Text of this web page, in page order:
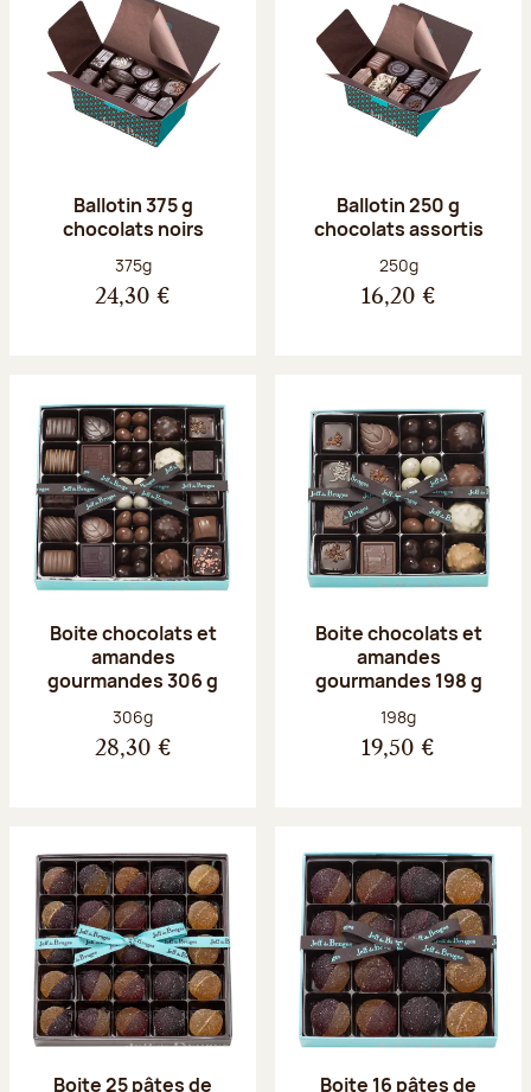
Ballotin 375 g
chocolats noirs
Poids net :
375g
24,30 €
Ballotin 250 g
chocolats assortis
Poids net :
250g
16,20 €
Boite chocolats et
amandes
gourmandes 306 g
Poids net :
306g
28,30 €
Boite chocolats et
amandes
gourmandes 198 g
Poids net :
198g
19,50 €
Boite 25 pâtes de Boite 16 pâtes de